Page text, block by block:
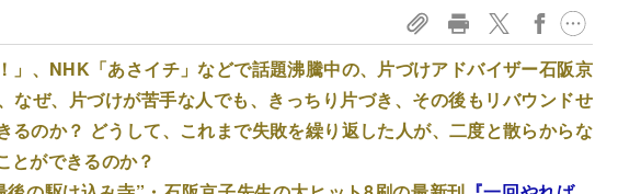
」、NHK「あさイチ」などで話題沸騰中の、片づけアドバイザー石阪京
なぜ、片づけが苦手な人でも、きっちり片づき、その後もリバウンドせ
るのか？ どうして、これまで失敗を繰り返した人が、二度と散らからな
とができるのか？